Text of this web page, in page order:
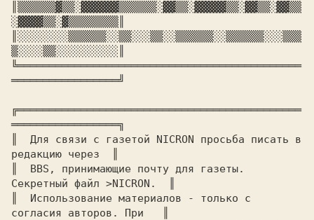
║▒▒▒▒▒▒▓▒▒░▓▓▓▓▓▓▒▒▒▒▒▒░▓▓▒▒░▓▓▓▓▓▒▒░▓▓▒▒░▓▓▒▒
░▓▓▓▓▒▒░▓▒▒▒▒▒▒▒▒
║░░░░░░░░▒▒▒▒▒▒░░▒▒░░░▒▒░░▒▒▒▒▒▒░░▒▒▒▒▒▒░░░▒▒▒
▒░░░░▒▒░░░░░░░░░░
╚═════════════════════════════════════════════
═════════════════╝
╔═════════════════════════════════════════════
═════════════════╗
Для связи с газетой NICRON просьба писать в
редакцию через
BBS, принимающие почту для газеты.
Секретный файл >NICRON.
Использование материалов - только с
согласия авторов. При